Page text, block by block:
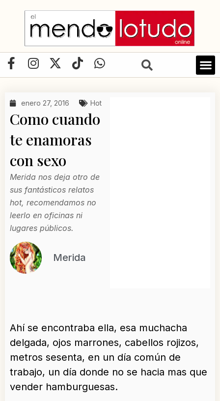
contenido
F
a
e
b
o
o
k
-
f
I
n
t
g
r
a
m
X
-
w
t
t
e
r
T
i
t
o
k
W
h
t
a
enero 27, 2016 Hot
Como cuando
te enamoras
con sexo
Merida nos deja otro de
sus fantásticos relatos
hot, recomendamos no
leerlo en oficinas ni
lugares públicos.
Merida
Ahí se encontraba ella, esa muchacha
delgada, ojos marrones, cabellos rojizos,
metros sesenta, en un día común de
trabajo, un día donde no se hacia mas que
vender hamburguesas.